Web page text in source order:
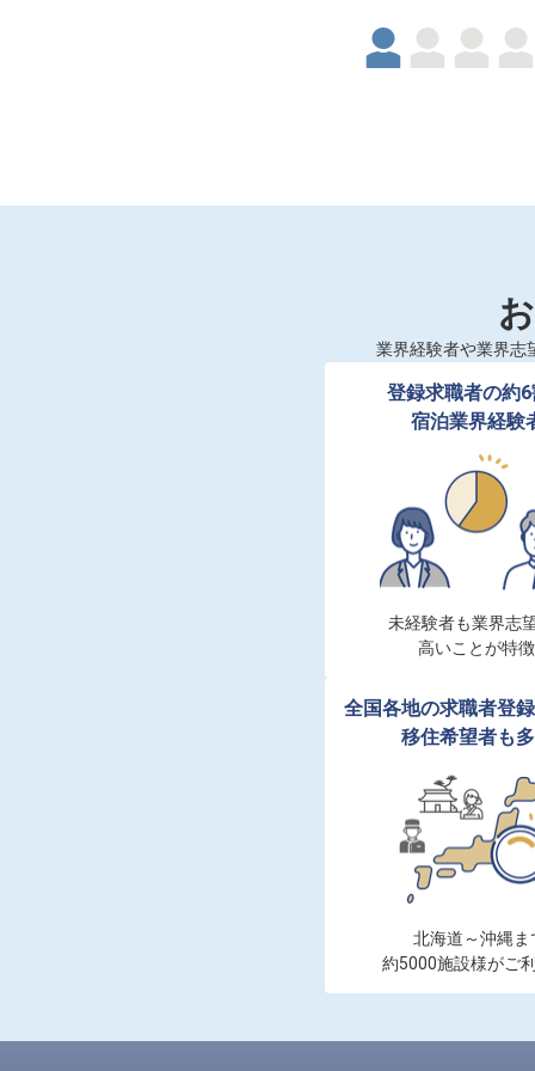
業界経験者や業界志
登録求職者の約
宿泊業界経験
未経験者も業界志
高いことが特徴
全国各地の求職者登
移住希望者も
北海道～沖縄ま
約5000施設様がご